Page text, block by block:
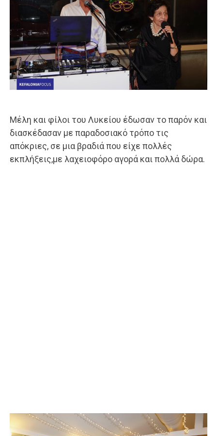
Μέλη και φίλοι του Λυκείου έδωσαν το παρόν και
διασκέδασαν με παραδοσιακό τρόπο τις
απόκριες, σε μια βραδιά που είχε πολλές
εκπλήξεις,με λαχειοφόρο αγορά και πολλά δώρα.